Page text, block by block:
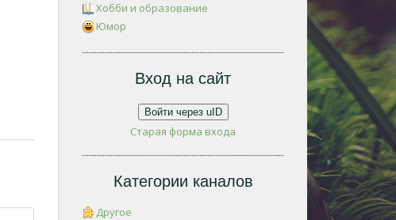
Хобби и образование
Юмор
Вход на сайт
Войти через uID
Старая форма входа
Категории каналов
Другое